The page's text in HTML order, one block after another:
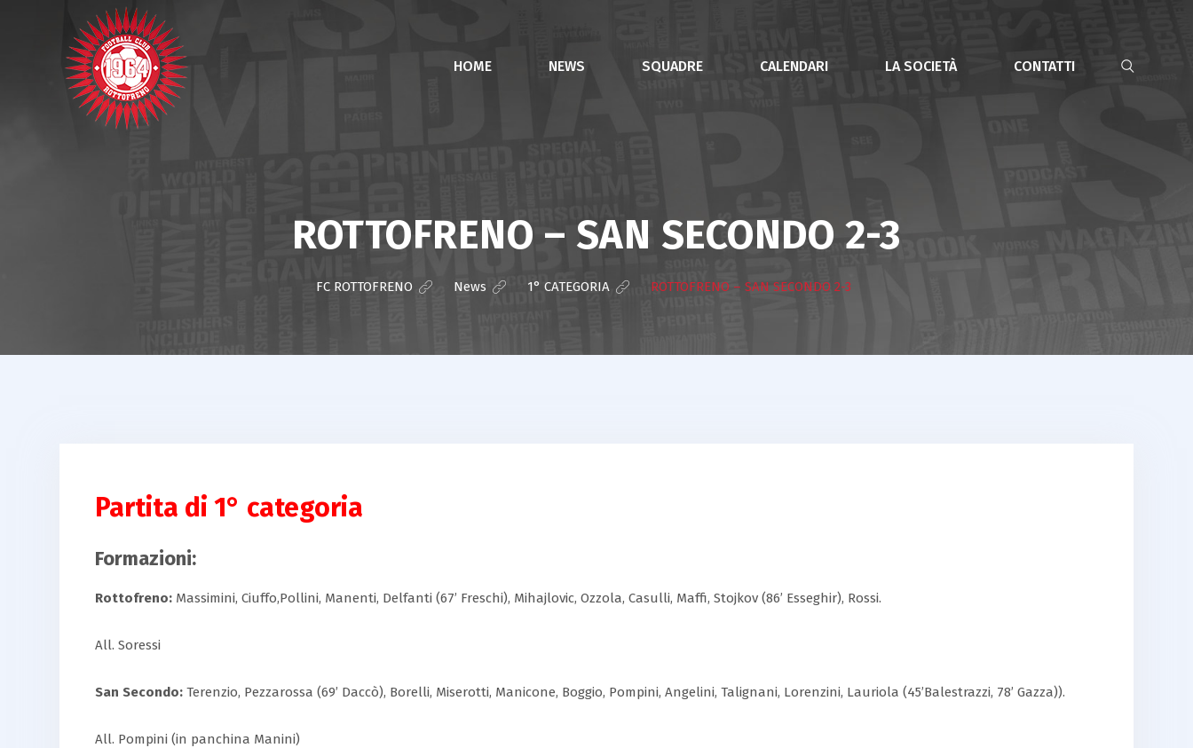
HOME NEWS SQUADRE CALENDARI LA SOCIETÀ CONTATTI
ROTTOFRENO – SAN SECONDO 2-3
FC ROTTOFRENO News 1° CATEGORIA ROTTOFRENO – SAN SECONDO 2-3
Partita di 1° categoria
Formazioni:
Rottofreno: Massimini, Ciuffo,Pollini, Manenti, Delfanti (67’ Freschi), Mihajlovic, Ozzola, Casulli, Maffi, Stojkov (86’ Esseghir), Rossi.
All. Soressi
San Secondo: Terenzio, Pezzarossa (69’ Daccò), Borelli, Miserotti, Manicone, Boggio, Pompini, Angelini, Talignani, Lorenzini, Lauriola (45’Balestrazzi, 78’ Gazza)).
All. Pompini (in panchina Manini)